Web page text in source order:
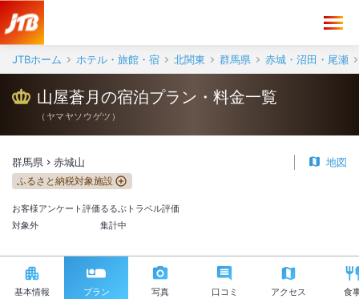
JTBホーム ホテル・旅館・宿 北関東 群馬県 赤城・沼田・尾瀬
山屋蒼月の宿泊プラン・料金一覧
（ ヤマヤソウゲツ ）
群馬県 赤城山 地図
ふるさと納税対象施設
お客様アンケート評価
対象外
るるぶトラベル評価
集計中
基本情報 プラン 写真 口コミ アクセス 食